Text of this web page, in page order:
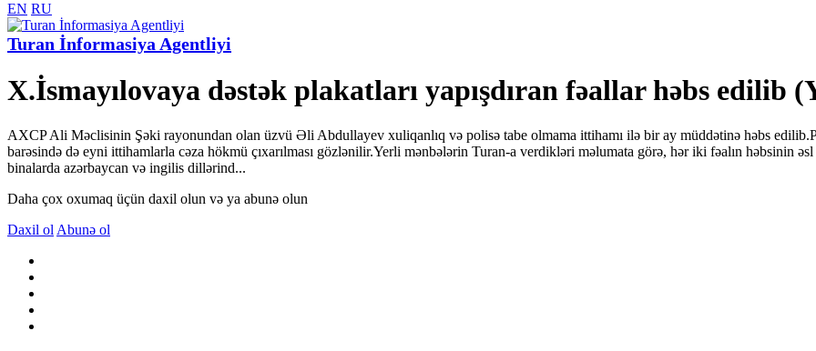
EN RU
Turan İnformasiya Agentliyi
X.İsmayılovaya dəstək plakatları yapışdıran fəallar həbs
AXCP Ali Məclisinin Şəki rayonundan olan üzvü Əli Abdullayev xuliqanlıq və polisə tabe olmama ittihamı ilə bir ay müddətinə həbs
barəsində də eyni ittihamlarla cəza hökmü çıxarılması gözlənilir.Yerli mənbələrin Turan-a verdikləri məlumata görə, hər iki fəalın həbsinin
binalarda azərbaycan və ingilis dillərind...
Daha çox oxumaq üçün daxil olun və ya abunə olun
Daxil ol Abunə ol